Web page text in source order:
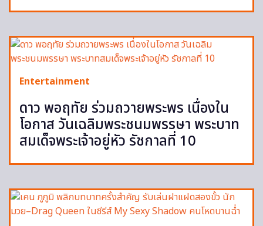
Entertainment
ดาว พอฤทัย ร่วมถวายพระพร เนื่องใน
โอกาส วันเฉลิมพระชนมพรรษา พระบาท
สมเด็จพระเจ้าอยู่หัว รัชกาลที่ 10